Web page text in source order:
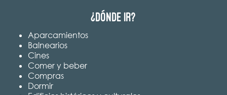
¿Dónde ir?
Aparcamientos
Balnearios
Cines
Comer y beber
Compras
Dormir